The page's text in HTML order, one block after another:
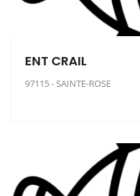
ENT CRAIL
97115 - SAINTE-ROSE